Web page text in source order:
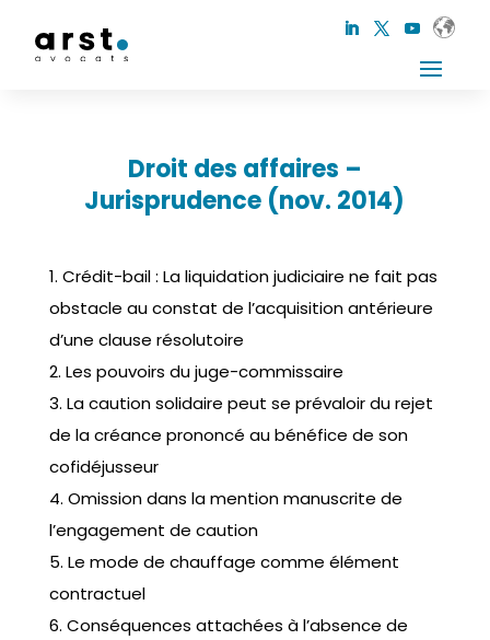
Droit des affaires –
Jurisprudence (nov. 2014)
1. Crédit-bail : La liquidation judiciaire ne fait pas
obstacle au constat de l’acquisition antérieure
d’une clause résolutoire
2. Les pouvoirs du juge-commissaire
3. La caution solidaire peut se prévaloir du rejet
de la créance prononcé au bénéfice de son
cofidéjusseur
4. Omission dans la mention manuscrite de
l’engagement de caution
5. Le mode de chauffage comme élément
contractuel
6. Conséquences attachées à l’absence de